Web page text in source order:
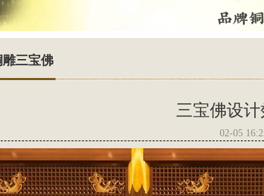
雕三宝佛
三宝佛设
02-05